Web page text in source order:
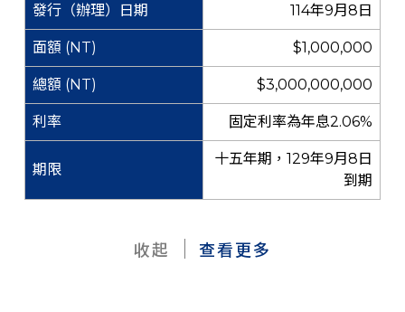
114年9月8日
$1,000,000
$3,000,000,000
固定利率為年息2.06%
十五年期，129年9月8日
到期
收起 查看更多